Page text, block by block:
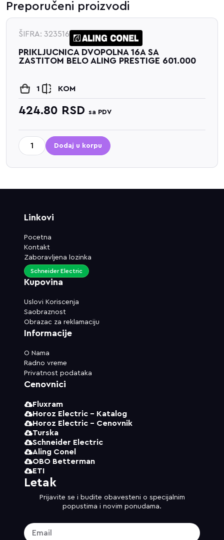
Preporučeni proizvodi
ŠIFRA: 323516
PRIKLJUCNICA DVOPOLNA 16A SA
ZASTITOM BELO ALING PRESTIGE 601.000
1 KOM
424.80 RSD sa PDV
Dodaj u korpu
Linkovi
Pocetna
Kontakt
Zaboravljena lozinka
Kupovina
Uslovi Koriscenja
Saobraznost
Obrazac za reklamaciju
Schneider Electric
Informacije
O Nama
Radno vreme
Privatnost podataka
Cenovnici
Fluxram
Horoz Electric - Katalog
Horoz Electric - Cenovnik
Turska
Schneider Electric
Aling Conel
OBO Betterman
ETI
Letak
Prijavite se i budite obavesteni o specijalnim
popustima i novim ponudama.